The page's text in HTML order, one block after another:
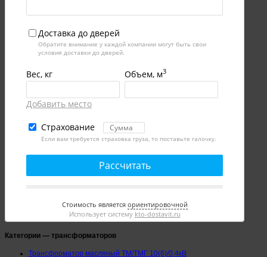
Доставка до дверей
Обратите внимание у каждой компании могут быть свои
условия доставки до дверей.
Вес, кг Объем, м3
Добавить место
Страхование
Если вам требуется страховка груза, то поставьте галочку.
Рассчитать
Стоимость является ориентировочной
Использует систему kto-dostavit.ru
Категории — трансформаторов
Трансформатор масляный ТМ/ТМГ 10(6)/0,4кВ